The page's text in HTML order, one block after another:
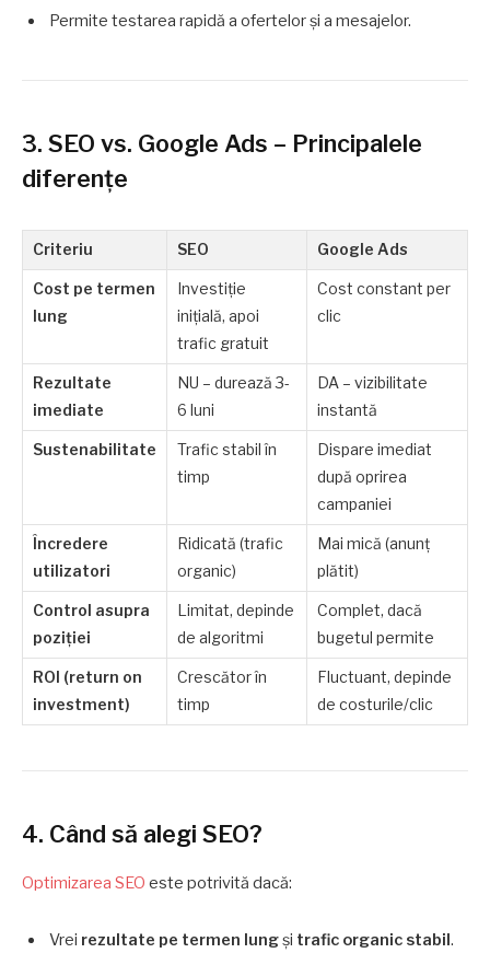
Permite testarea rapidă a ofertelor și a mesajelor.
3. SEO vs. Google Ads – Principalele
diferențe
Criteriu SEO Google Ads
Cost pe termen
lung
Investiție
inițială, apoi
trafic gratuit
Cost constant per
clic
Rezultate
imediate
NU – durează 3-
6 luni
DA – vizibilitate
instantă
Sustenabilitate
Trafic stabil în
timp
Dispare imediat
după oprirea
campaniei
Încredere
utilizatori
Ridicată (trafic
organic)
Mai mică (anunț
plătit)
Control asupra
poziției
Limitat, depinde
de algoritmi
Complet, dacă
bugetul permite
ROI (return on
investment)
Crescător în
timp
Fluctuant, depinde
de costurile/clic
4. Când să alegi SEO?
Optimizarea SEO este potrivită dacă:
Vrei rezultate pe termen lungși trafic organic stabil.